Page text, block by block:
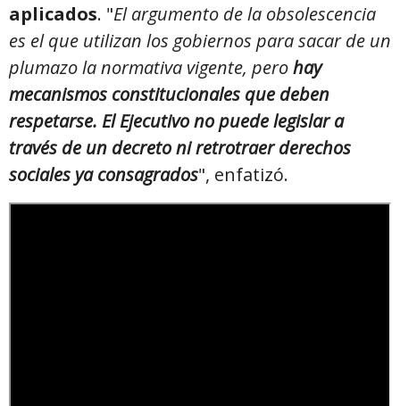
aplicados. "El argumento de la obsolescencia
es el que utilizan los gobiernos para sacar de un
plumazo la normativa vigente, perohay
mecanismos constitucionales que deben
respetarse. El Ejecutivo no puede legislar a
través de un decreto ni retrotraer derechos
sociales ya consagrados", enfatizó.